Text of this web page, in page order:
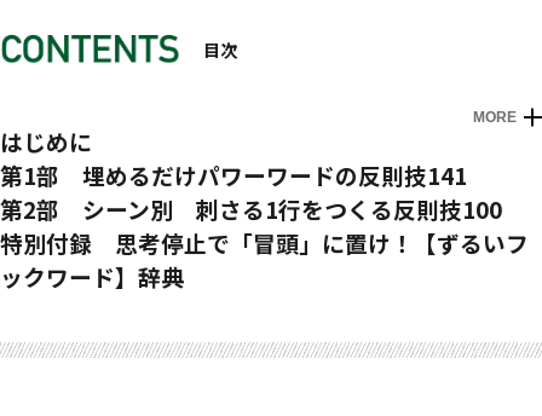
目次
MORE
はじめに
第1部 埋めるだけパワーワードの反則技141
第1章 熱狂を借用する～「アニメ・映画・テレビ・歌詞」の
神フレーズ～
第2章 実績をハックする～「ベストセラー・ヒット商品・広
告」の凄フレーズ～
レーズ～
第2部 シーン別 刺さる1行をつくる反則技100
第5章 印象に残す1行～刺さる肩書き・自己紹介・名刺・プ
ロフィール～
③【ストーリー・V字回復】型
特別付録 思考停止で「冒頭」に置け！【ずるいフ
ックワード】辞典
第２郡：怠惰と効率
第３郡：権威と秘密